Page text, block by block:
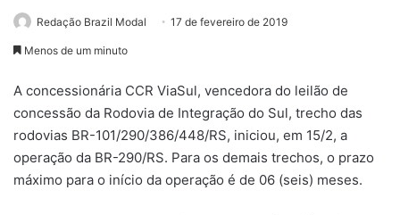
Redação Brazil Modal 17 de fevereiro de 2019
Menos de um minuto
A concessionária CCR ViaSul, vencedora do leilão de
concessão da Rodovia de Integração do Sul, trecho das
rodovias BR-101/290/386/448/RS, iniciou, em 15/2, a
operação da BR-290/RS. Para os demais trechos, o prazo
máximo para o início da operação é de 06 (seis) meses.